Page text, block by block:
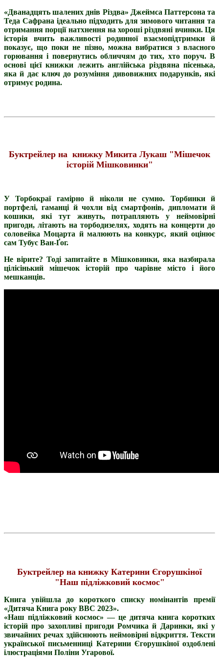
«Дванадцять шалених днів Різдва» Джеймса Паттерсона та
Теда Сафрана ідеально підходить для зимового читання та
отримання порції натхнення на хороші різдвяні вчинки. Ця
історія вчить важливості родинної взаємопідтримки й
показує, що поки не пізно, можна вибратися з власного
горювання і повернутись обличчям до тих, хто поруч. В
основі цієї книжки лежить англійська різдвяна пісенька,
яка й дає ключ до розуміння дивовижних подарунків, які
отримує родина.
Буктрейлер на книжку Микита Лукаш "Мішечок
історій Мішковинки"
У Торбокраї гамірно й ніколи не сумно. Торбинки й
портфелі, гаманці й чохли від смартфонів, дипломати й
кошики, які тут живуть, потрапляють у неймовірні
пригоди, літають на торбодизелях, ходять на концерти до
соловейка Моцарта й малюють на конкурс, який оцінює
сам Тубус Ван-Ґог.
Не вірите? Тоді запитайте в Мішковинки, яка назбирала
цілісінький мішечок історій про чарівне місто і його
мешканців.
Буктрейлер на книжку Катерини Єгорушкіної
"Наш підліжковий космос"
Книга увійшла до короткого списку номінантів премії
«Дитяча Книга року BBC 2023».
«Наш підліжковий космос» — це дитяча книга коротких
історій про захопливі пригоди Ромчика й Даринки, які у
звичайних речах здійснюють неймовірні відкриття. Тексти
української письменниці Катерини Єгорушкіної оздоблені
ілюстраціями Поліни Угарової.